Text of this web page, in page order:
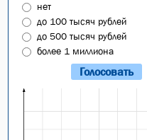
нет
до 100 тысяч рублей
до 500 тысяч рублей
более 1 миллиона